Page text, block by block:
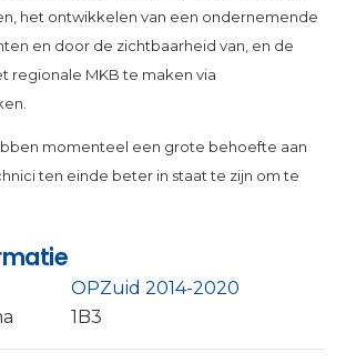
het ontwikkelen van een ondernemende
en door de zichtbaarheid van, en de
regionale MKB te maken via
momenteel een grote behoefte aan
ten einde beter in staat te zijn om te
OPZuid 2014-2020
1B3